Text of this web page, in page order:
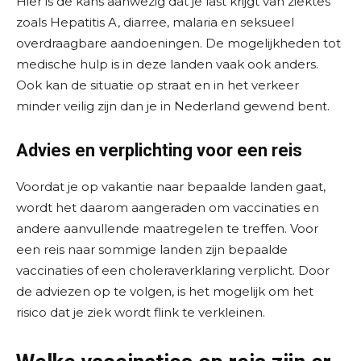
zoals Hepatitis A, diarree, malaria en seksueel
overdraagbare aandoeningen. De mogelijkheden tot
medische hulp is in deze landen vaak ook anders.
Ook kan de situatie op straat en in het verkeer
minder veilig zijn dan je in Nederland gewend bent.
Advies en verplichting voor een reis
Voordat je op vakantie naar bepaalde landen gaat,
wordt het daarom aangeraden om vaccinaties en
andere aanvullende maatregelen te treffen. Voor
een reis naar sommige landen zijn bepaalde
vaccinaties of een choleraverklaring verplicht. Door
de adviezen op te volgen, is het mogelijk om het
risico dat je ziek wordt flink te verkleinen.